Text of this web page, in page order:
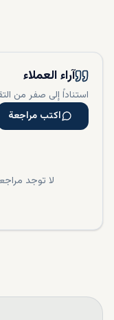
آراء العملاء
استناداً إلى صفر من
اكتب مراجعة
لا توجد